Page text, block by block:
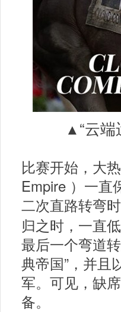
▲“云端
比赛开始，大
Empire ）一直
二次直路转弯时
归之时，一直
最后一个弯道
典帝国” ，并
军。可见，缺席
备。